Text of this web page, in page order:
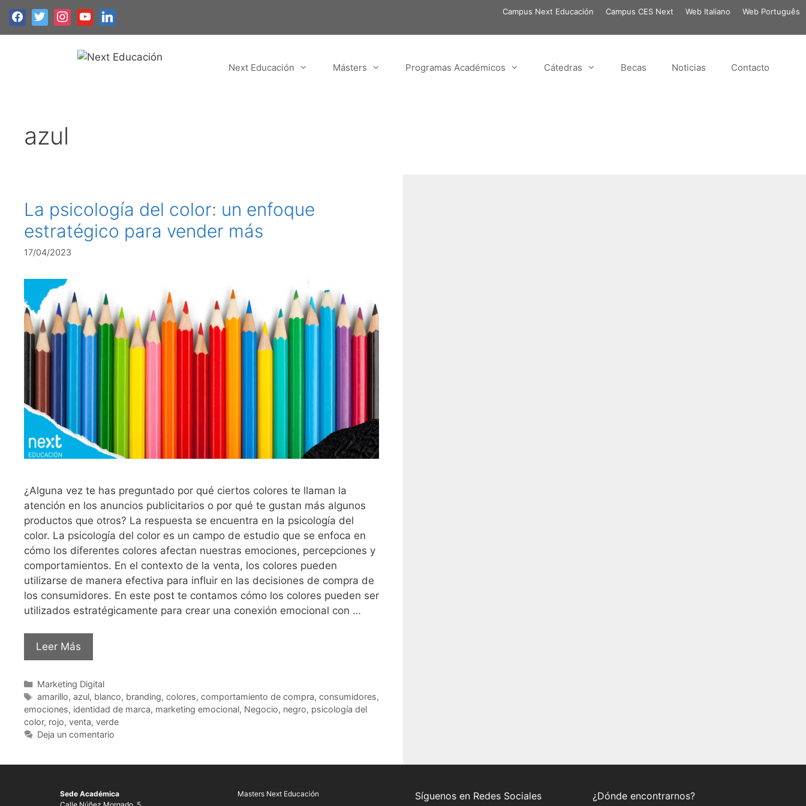
Campus Next Educación Campus CES Next Web Italiano Web Português
Next Educación Másters Programas Académicos Cátedras Becas Noticias Contacto
azul
La psicología del color: un enfoque
estratégico para vender más
17/04/2023
¿Alguna vez te has preguntado por qué ciertos colores te llaman la
atención en los anuncios publicitarios o por qué te gustan más algunos
productos que otros? La respuesta se encuentra en la psicología del
color. La psicología del color es un campo de estudio que se enfoca en
cómo los diferentes colores afectan nuestras emociones, percepciones y
comportamientos. En el contexto de la venta, los colores pueden
utilizarse de manera efectiva para influir en las decisiones de compra de
los consumidores. En este post te contamos cómo los colores pueden ser
utilizados estratégicamente para crear una conexión emocional con …
Leer Más
Marketing Digital
amarillo, azul, blanco, branding, colores, comportamiento de compra, consumidores,
emociones, identidad de marca, marketing emocional, Negocio, negro, psicología del
color, rojo, venta, verde
Deja un comentario
Sede Académica
Masters Next Educación Síguenos en Redes Sociales ¿Dónde encontrarnos?